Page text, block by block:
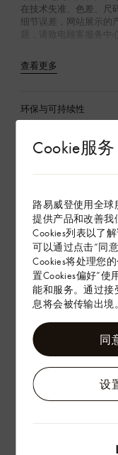
Cookie服务
路易威登使用全球
提供产品和改善我
Cookies列表以了
可以通过点击“同
Cookies将处理您
置Cookies偏好”使
能和服务。通过接
息将会被传输出境。
设
同
在技术失准、色差、尺
细节误差，网站展示的
题，请致电顾客服务中
查看更多
环保与可持续性
产品养护
配送 & 退货
赠礼